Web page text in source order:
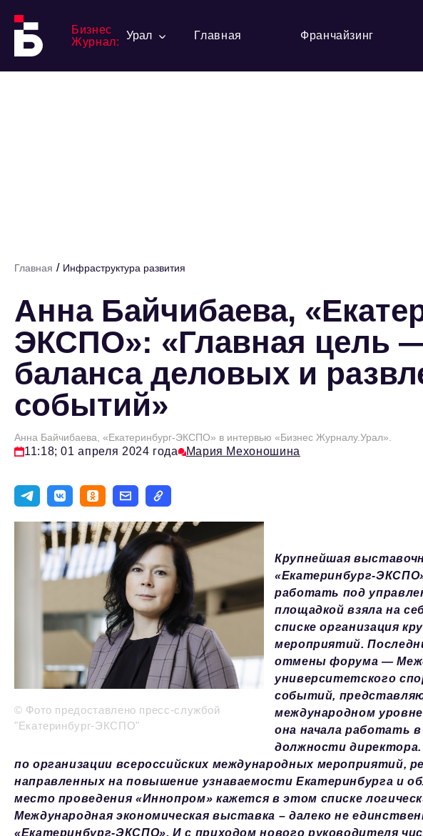
Бизнес
Журнал:
Урал Главная Франчайзинг
Главная / Инфраструктура развития
Анна Байчибаева,
ЭКСПО»: «Главная цель
баланса деловых и
событий»
Анна Байчибаева, «Екатеринбург-ЭКСПО» в интервью «Бизнес Журналу.Урал».
11:18; 01 апреля 2024 года Мария Мехоношина
© Фото предоставлено пресс-службой
"Екатеринбург-ЭКСПО"
Крупнейшая
«Екатеринбург-
работать под
площадкой взяла на
списке организация
мероприятий.
отмены форума —
университетского
событий,
международном
она начала работать
должности
по организации всероссийских международных мероприятий,
направленных на повышение узнаваемости Екатеринбурга и
место проведения «Иннопром» кажется в этом списке
Международная экономическая выставка – далеко не
«Екатеринбург-ЭКСПО». И с приходом нового руководителя